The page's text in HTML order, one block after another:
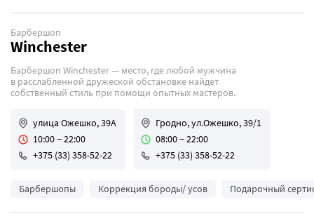
Барбершоп
Winchester
Барбершоп Winchester — место, где любой мужчина
в расслабленной дружеской обстановке найдет
собственный стиль при помощи опытных мастеров.
улица Ожешко, 39А
10:00 − 22:00
+375 (33) 358-52-22
Гродно, ул.Ожешко, 39/1
08:00 − 22:00
+375 (33) 358-52-22
Барбершопы Коррекция бороды/ усов Подарочный